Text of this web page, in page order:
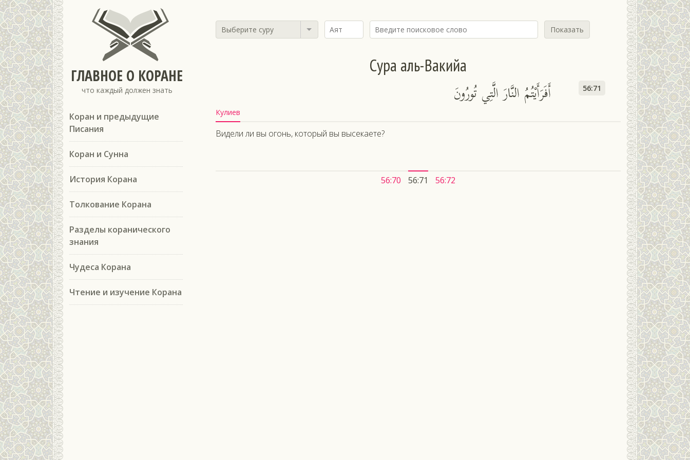
ГЛАВНОЕ О КОРАНЕ
что каждый должен знать
Коран и предыдущие
Писания
Коран и Сунна
История Корана
Толкование Корана
Разделы коранического
знания
Чудеса Корана
Чтение и изучение Корана
Выберите суру Показать
Сура аль-Вакийа
أَفَرَأَيْتُمُ النَّارَ الَّتِي تُورُونَ 56:71
Кулиев
Видели ли вы огонь, который вы высекаете?
56:70 56:71 56:72